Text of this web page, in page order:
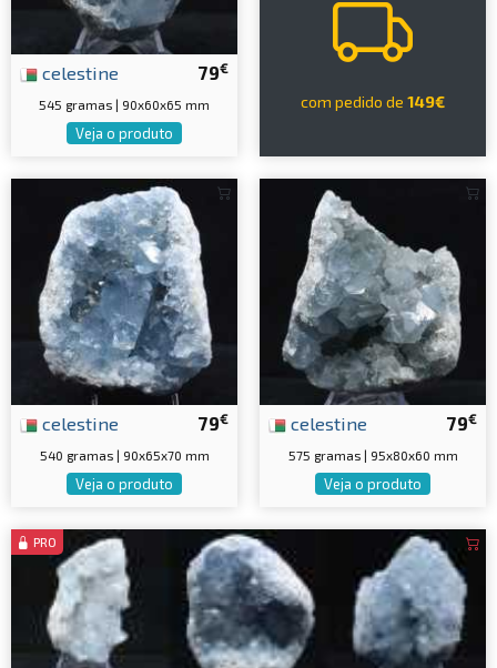
79€
celestine
545 gramas | 90x60x65 mm
Veja o produto
com pedido de 149€
79€
celestine
540 gramas | 90x65x70 mm
Veja o produto
79€
celestine
575 gramas | 95x80x60 mm
Veja o produto
PRO